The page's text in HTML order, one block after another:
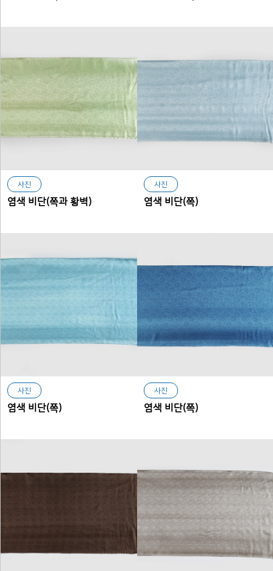
사진
염색 비단(쪽과 황벽)
사진
염색 비단(쪽)
사진
염색 비단(쪽)
사진
염색 비단(쪽)